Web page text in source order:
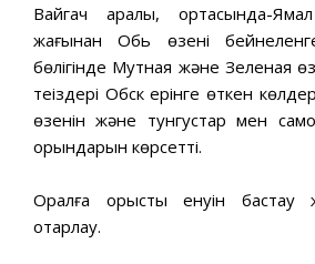
Вайгач аралы, ортасында-
жағынан Обь өзені
бөлігінде Мутная және Зеленая
теңіздері Обск ерінге өткен
өзенін және тунгустар мен
орындарын көрсетті.
Оралға орыстың енуін
отарлау.